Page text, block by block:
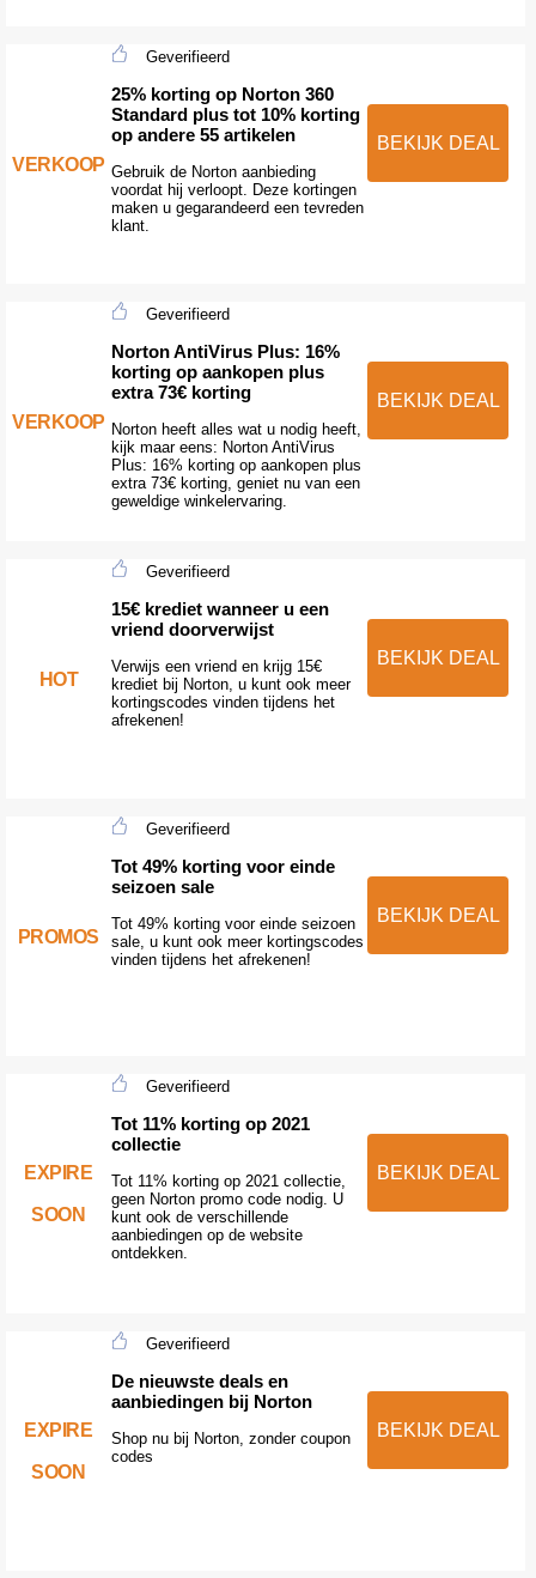
VERKOOP
Geverifieerd
25% korting op Norton 360
Standard plus tot 10% korting
op andere 55 artikelen
Gebruik de Norton aanbieding
voordat hij verloopt. Deze kortingen
maken u gegarandeerd een tevreden
klant.
BEKIJK DEAL
VERKOOP
Geverifieerd
Norton AntiVirus Plus: 16%
korting op aankopen plus
extra 73€ korting
Norton heeft alles wat u nodig heeft,
kijk maar eens: Norton AntiVirus
Plus: 16% korting op aankopen plus
extra 73€ korting, geniet nu van een
geweldige winkelervaring.
BEKIJK DEAL
HOT
Geverifieerd
15€ krediet wanneer u een
vriend doorverwijst
Verwijs een vriend en krijg 15€
krediet bij Norton, u kunt ook meer
kortingscodes vinden tijdens het
afrekenen!
BEKIJK DEAL
PROMOS
Geverifieerd
Tot 49% korting voor einde
seizoen sale
Tot 49% korting voor einde seizoen
sale, u kunt ook meer kortingscodes
vinden tijdens het afrekenen!
BEKIJK DEAL
EXPIRE
SOON
Geverifieerd
Tot 11% korting op 2021
collectie
Tot 11% korting op 2021 collectie,
geen Norton promo code nodig. U
kunt ook de verschillende
aanbiedingen op de website
ontdekken.
BEKIJK DEAL
EXPIRE
SOON
Geverifieerd
De nieuwste deals en
aanbiedingen bij Norton
Shop nu bij Norton, zonder coupon
codes
BEKIJK DEAL